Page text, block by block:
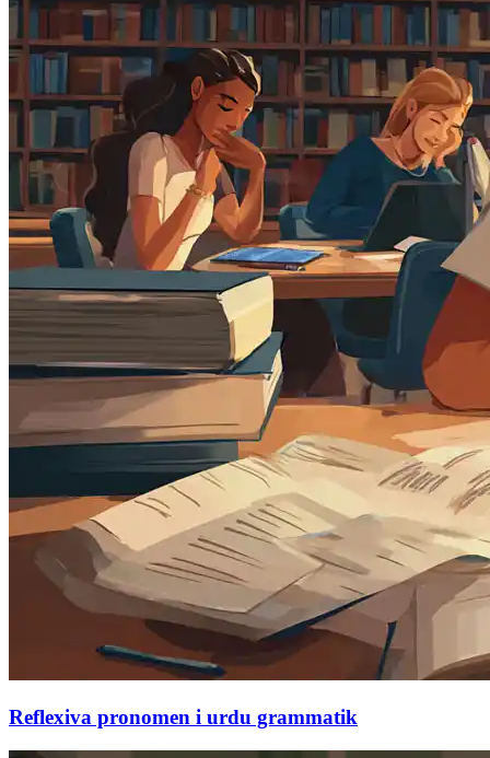
Reflexiva pronomen i urdu grammatik